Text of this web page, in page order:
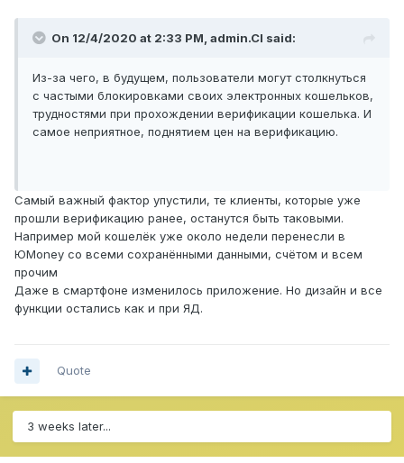
On 12/4/2020 at 2:33 PM, admin.CI said:
Из-за чего, в будущем, пользователи могут столкнуться
с частыми блокировками своих электронных кошельков,
трудностями при прохождении верификации кошелька. И
самое неприятное, поднятием цен на верификацию.
Самый важный фактор упустили, те клиенты, которые уже
прошли верификацию ранее, останутся быть таковыми.
Например мой кошелёк уже около недели перенесли в
ЮMoney со всеми сохранёнными данными, счётом и всем
прочим
Даже в смартфоне изменилось приложение. Но дизайн и все
функции остались как и при ЯД.
Quote
3 weeks later...